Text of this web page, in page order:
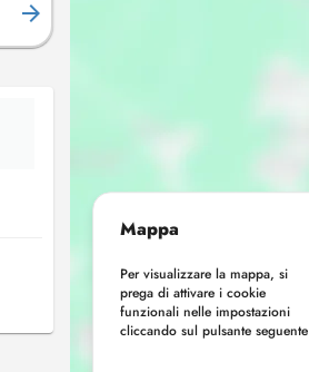
Mappa
Per visualizzare la mappa, si
prega di attivare i cookie
funzionali nelle impostazioni
cliccando sul pulsante seguente